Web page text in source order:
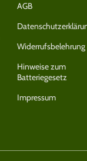
AGB
Widerrufsbelehrung
Hinweise zum
Batteriegesetz
Impressum